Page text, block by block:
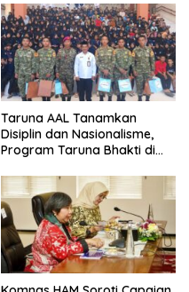
Rekening Pribadi
Taruna AAL Tanamkan
Disiplin dan Nasionalisme,
Program Taruna Bhakti di